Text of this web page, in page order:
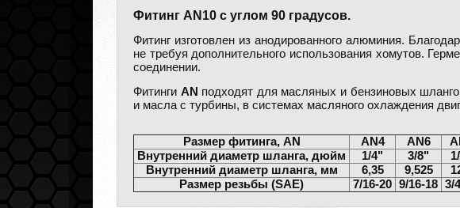
Фитинг AN10 с углом 90 градусов.
Фитинг изготовлен из анодированного алюминия.
не требуя дополнительного использования хомутов.
соединении.
Фитинги AN подходят для масляных и бензиновых
и масла с турбины, в системах масляного охлаждения
Размер фитинга, AN AN4 AN6
Внутренний диаметр шланга, дюйм
1/4" 3/8"
Внутренний диаметр шланга, мм
6,35 9,525
Размер резьбы (SAE)
7/16-20 9/16-18 3/